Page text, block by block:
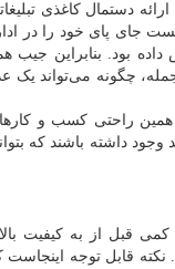
دستمال کاغذی
جای پای خود را در
بود. بنابراین جیب
چگونه می‌تواند یک
همین راحتی کسب و
داشته باشند که
قبل از به کیفیت
قابل توجه اینجاست